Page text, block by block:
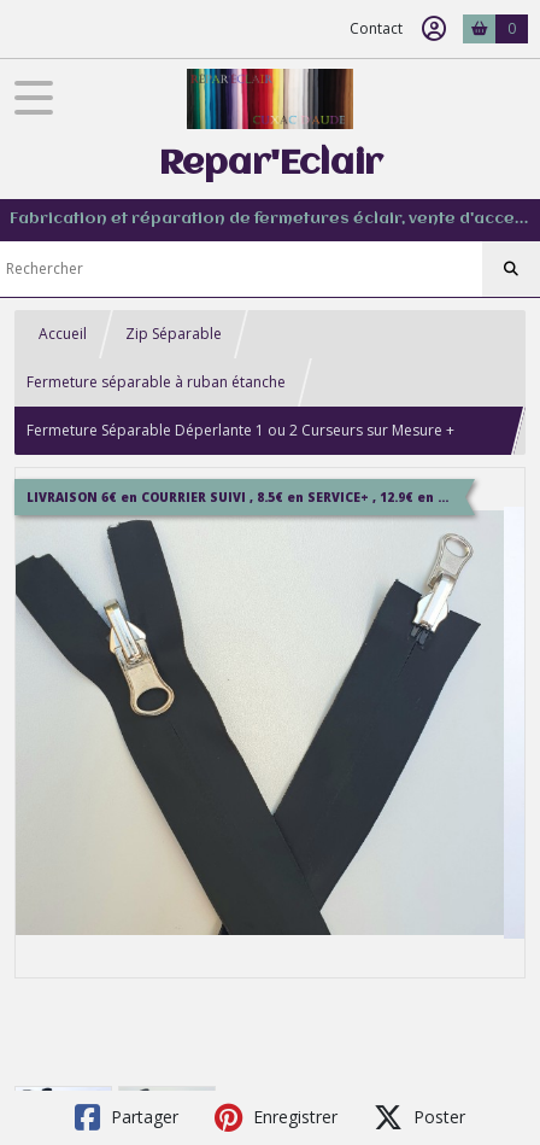
Contact 0
Repar'Eclair
Fabrication et réparation de fermetures éclair, vente d'accessoire couture de tout type
Accueil Zip Séparable
Fermeture séparable à ruban étanche
Fermeture Séparable Déperlante 1 ou 2 Curseurs sur Mesure +
Ruban Etanche + option réversible
LIVRAISON 6€ en COURRIER SUIVI , 8.5€ en SERVICE+ , 12.9€ en COLISSIMO
Partager Enregistrer Poster